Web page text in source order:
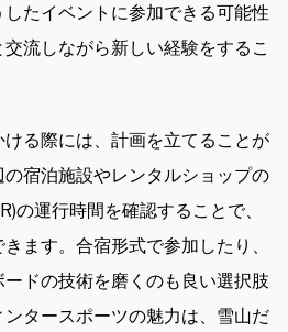
たイベントに参加できる可能性
流しながら新しい経験をするこ
る際には、計画を立てることが
宿泊施設やレンタルショップの
の運行時間を確認することで、
ます。合宿形式で参加したり、
ドの技術を磨くのも良い選択肢
タースポーツの魅力は、雪山だ